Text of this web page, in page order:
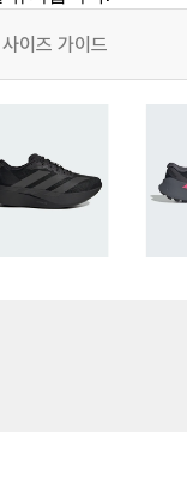
사이즈 가이드